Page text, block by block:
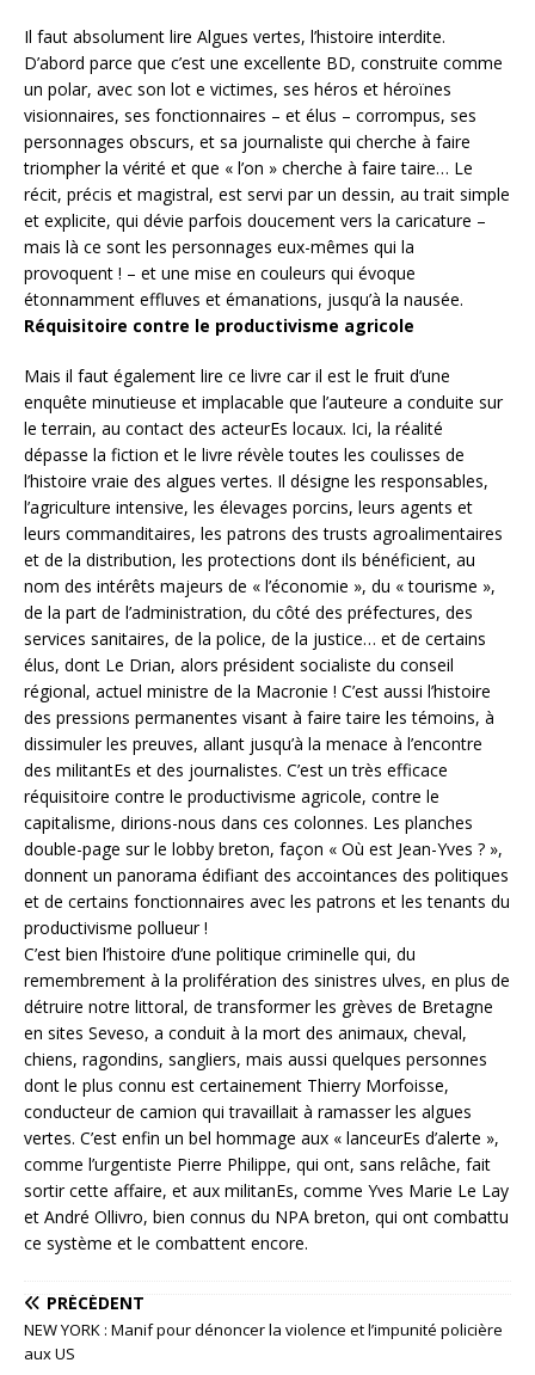
Il faut absolument lire Algues vertes, l’histoire interdite.
D’abord parce que c’est une excellente BD, construite comme
un polar, avec son lot e victimes, ses héros et héroïnes
visionnaires, ses fonctionnaires – et élus – corrompus, ses
personnages obscurs, et sa journaliste qui cherche à faire
triompher la vérité et que « l’on » cherche à faire taire… Le
récit, précis et magistral, est servi par un dessin, au trait simple
et explicite, qui dévie parfois doucement vers la caricature –
mais là ce sont les personnages eux-mêmes qui la
provoquent ! – et une mise en couleurs qui évoque
étonnamment effluves et émanations, jusqu’à la nausée.
Réquisitoire contre le productivisme agricole
Mais il faut également lire ce livre car il est le fruit d’une
enquête minutieuse et implacable que l’auteure a conduite sur
le terrain, au contact des acteurEs locaux. Ici, la réalité
dépasse la fiction et le livre révèle toutes les coulisses de
l’histoire vraie des algues vertes. Il désigne les responsables,
l’agriculture intensive, les élevages porcins, leurs agents et
leurs commanditaires, les patrons des trusts agroalimentaires
et de la distribution, les protections dont ils bénéficient, au
nom des intérêts majeurs de « l’économie », du « tourisme »,
de la part de l’administration, du côté des préfectures, des
services sanitaires, de la police, de la justice… et de certains
élus, dont Le Drian, alors président socialiste du conseil
régional, actuel ministre de la Macronie ! C’est aussi l’histoire
des pressions permanentes visant à faire taire les témoins, à
dissimuler les preuves, allant jusqu’à la menace à l’encontre
des militantEs et des journalistes. C’est un très efficace
réquisitoire contre le productivisme agricole, contre le
capitalisme, dirions-nous dans ces colonnes. Les planches
double-page sur le lobby breton, façon « Où est Jean-Yves ? »,
donnent un panorama édifiant des accointances des politiques
et de certains fonctionnaires avec les patrons et les tenants du
productivisme pollueur !
C’est bien l’histoire d’une politique criminelle qui, du
remembrement à la prolifération des sinistres ulves, en plus de
détruire notre littoral, de transformer les grèves de Bretagne
en sites Seveso, a conduit à la mort des animaux, cheval,
chiens, ragondins, sangliers, mais aussi quelques personnes
dont le plus connu est certainement Thierry Morfoisse,
conducteur de camion qui travaillait à ramasser les algues
vertes. C’est enfin un bel hommage aux « lanceurEs d’alerte »,
comme l’urgentiste Pierre Philippe, qui ont, sans relâche, fait
sortir cette affaire, et aux militanEs, comme Yves Marie Le Lay
et André Ollivro, bien connus du NPA breton, qui ont combattu
ce système et le combattent encore.
PRÉCÉDENT
NEW YORK : Manif pour dénoncer la violence et l’impunité policière
aux US